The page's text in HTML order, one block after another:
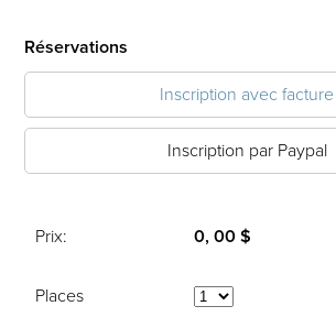
Réservations
Inscription avec facture
Inscription par Paypal
Prix: 0, 00 $
Places